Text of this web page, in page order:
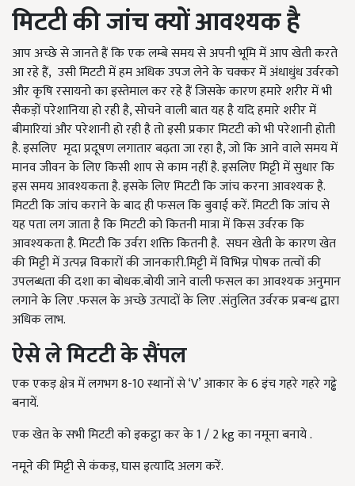
मिटटी की जांच क्यों आवश्यक है
आप अच्छे से जानते हैं कि एक लम्बे समय से अपनी भूमि में आप खेती करते
आ रहे हैं, उसी मिटटी में हम अधिक उपज लेने के चक्कर में अंधाधुंध उर्वरको
और कृषि रसायनो का इस्तेमाल कर रहे हैं जिसके कारण हमारे शरीर में भी
सैकड़ों परेशानिया हो रही है, सोचने वाली बात यह है यदि हमारे शरीर में
बीमारियां और परेशानी हो रही है तो इसी प्रकार मिटटी को भी परेशानी होती
है. इसलिए मृदा प्रदूषण लगातार बढ़ता जा रहा है, जो कि आने वाले समय में
मानव जीवन के लिए किसी शाप से काम नहीं है. इसलिए मिट्टी में सुधार कि
इस समय आवश्यकता है. इसके लिए मिटटी कि जांच करना आवश्यक है.
मिटटी कि जांच कराने के बाद ही फसल कि बुवाई करें. मिटटी कि जांच से
यह पता लग जाता है कि मिटटी को कितनी मात्रा में किस उर्वरक कि
आवश्यकता है. मिटटी कि उर्वरा शक्ति कितनी है. सघन खेती के कारण खेत
की मिट्टी में उत्पन्न विकारों की जानकारी.मिट्टी में विभिन्न पोषक तत्वों की
उपलब्धता की दशा का बोधक.बोयी जाने वाली फसल का आवश्यक अनुमान
लगाने के लिए .फसल के अच्छे उत्पादों के लिए .संतुलित उर्वरक प्रबन्ध द्वारा
अधिक लाभ.
ऐसे ले मिटटी के सैंपल
एक एकड़ क्षेत्र में लगभग 8-10 स्थानों से ‘V’ आकार के 6 इंच गहरे गहरे गढ्ढे
बनायें.
एक खेत के सभी मिटटी को इकट्ठा कर के 1 / 2 kg का नमूना बनाये .
नमूने की मिट्टी से कंकड़, घास इत्यादि अलग करें.